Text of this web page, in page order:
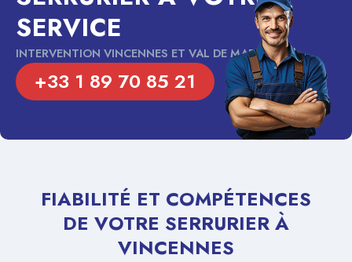
SERVICE
INTERVENTION VINCENNES ET VAL DE MARNE (94)
+33 1 89 70 85 21
FIABILITÉ ET COMPÉTENCES
DE VOTRE SERRURIER À
VINCENNES